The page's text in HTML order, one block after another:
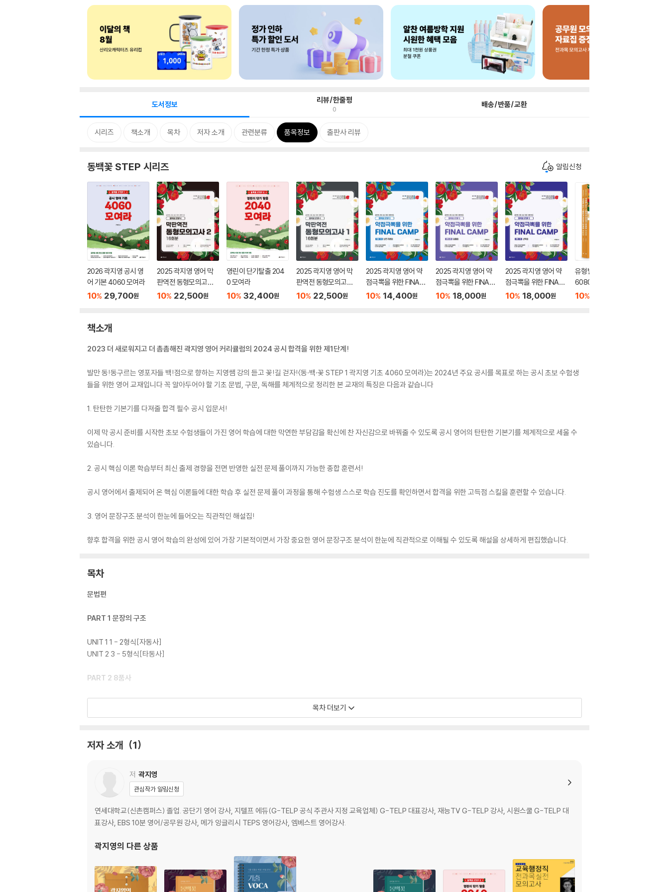
도서정보 리뷰/한줄평
0 배송/반품/교환
시리즈 책소개 목차 저자 소개 관련분류 품목정보 출판사 리뷰
동백꽃 STEP 시리즈 알림신청
2026 곽지영 공시 영
어 기본 4060 모여라
10% 29,700원
2025 곽지영 영어 막
판역전 동형모의고사 2
16회분
10% 22,500원
영린이 단기탈출 204
0 모여라
10% 32,400원
2025 곽지영 영어 막
판역전 동형모의고사 1
16회분
10% 22,500원
2025 곽지영 영어 약
점극뽁을 위한 FINAL
CAMP 독해 1 빈칸 추
10% 14,400원
2025 곽지영 영어 약
점극뽁을 위한 FINAL
CAMP 문법 2 밑줄형
10% 18,000원
2025 곽지영 영어 약
점극뽁을 위한 FINAL
CAMP 문법 1 선택형
10% 18,000원
유형별 최신 기출문제
6080 모여라! 문제편
+해설편 세트
10%
책소개
2023 더 새로워지고 더 촘촘해진 곽지영 영어 커리큘럼의 2024 공시 합격을 위한 제1단계!
발만 동!동구르는 영포자들 백!점으로 향하는 지영쌤 강의 듣고 꽃!길 걷자!〈동·백·꽃 STEP 1 곽지영 기초 4060 모여라〉는 2024년 주요 공시를 목표로 하는 공시 초보 수험생
들을 위한 영어 교재입니다 꼭 알아두어야 할 기초 문법, 구문, 독해를 체계적으로 정리한 본 교재의 특징은 다음과 같습니다
1. 탄탄한 기본기를 다져줄 합격 필수 공시 입문서!
이제 막 공시 준비를 시작한 초보 수험생들이 가진 영어 학습에 대한 막연한 부담감을 확신에 찬 자신감으로 바꿔줄 수 있도록 공시 영어의 탄탄한 기본기를 체계적으로 세울 수
있습니다.
2. 공시 핵심 이론 학습부터 최신 출제 경향을 전면 반영한 실전 문제 풀이까지 가능한 종합 훈련서!
공시 영어에서 출제되어 온 핵심 이론들에 대한 학습 후 실전 문제 풀이 과정을 통해 수험생 스스로 학습 진도를 확인하면서 합격을 위한 고득점 스킬을 훈련할 수 있습니다.
3. 영어 문장구조 분석이 한눈에 들어오는 직관적인 해설집!
향후 합격을 위한 공시 영어 학습의 완성에 있어 가장 기본적이면서 가장 중요한 영어 문장구조 분석이 한눈에 직관적으로 이해될 수 있도록 해설을 상세하게 편집했습니다.
목차
문법편
PART 1 문장의 구조
UNIT 1 1 - 2형식[자동사]
UNIT 2 3 - 5형식[타동사]
PART 2 8품사
UNIT 3 명사, 관사, 대명사
UNIT 7 접속사
UNIT 8 시제
UNIT 9 태
UNIT 10 주어 - 동사 수일치
UNIT 12 조동사
PART 4 구
목차 더보기
저자 소개 1
저 곽지영
관심작가 알림신청
연세대학교(신촌캠퍼스) 졸업. 공단기 영어 강사, 지텔프 에듀(G-TELP 공식 주관사 지정 교육업체) G-TELP 대표강사, 재능TV G-TELP 강사, 시원스쿨 G-TELP 대
표강사, EBS 10분 영어/공무원 강사, 메가 잉글리시 TEPS 영어강사, 엠베스트 영어강사.
곽지영의 다른 상품